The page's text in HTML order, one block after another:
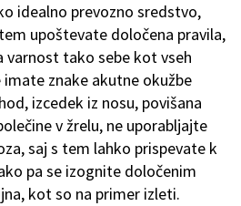
idealno prevozno sredstvo,
upoštevate določena pravila,
tako sebe kot vseh
znake akutne okužbe
izcedek iz nosu, povišana
v žrelu, ne uporabljajte
saj s tem lahko prispevate k
pa se izognite določenim
kot so na primer izleti.